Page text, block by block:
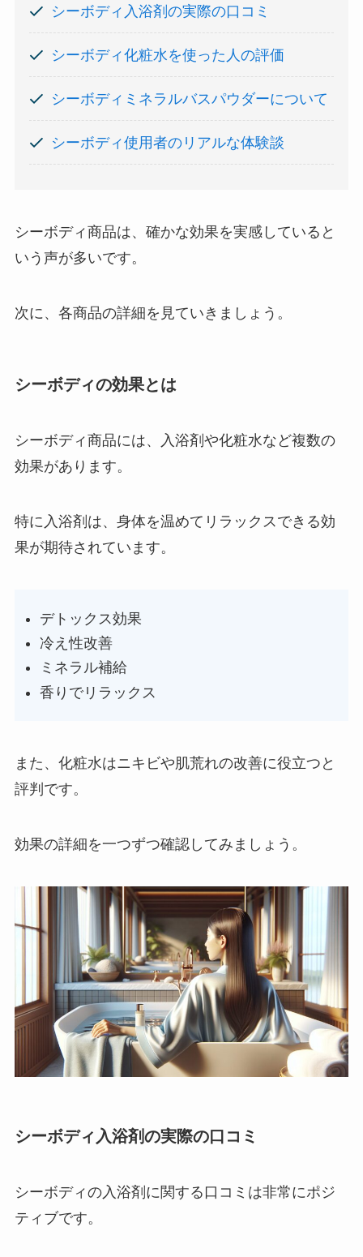
シーボディ入浴剤の実際の口コミ
シーボディ化粧水を使った人の評価
シーボディミネラルバスパウダーについて
シーボディ使用者のリアルな体験談
シーボディ商品は、確かな効果を実感していると
いう声が多いです。
次に、各商品の詳細を見ていきましょう。
シーボディの効果とは
シーボディ商品には、入浴剤や化粧水など複数の
効果があります。
特に入浴剤は、身体を温めてリラックスできる効
果が期待されています。
デトックス効果
冷え性改善
ミネラル補給
香りでリラックス
また、化粧水はニキビや肌荒れの改善に役立つと
評判です。
効果の詳細を一つずつ確認してみましょう。
シーボディ入浴剤の実際の口コミ
シーボディの入浴剤に関する口コミは非常にポジ
ティブです。